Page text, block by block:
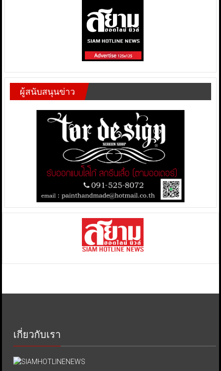
ผู้สนับสนุนข่าว
เกี่ยวกับเรา